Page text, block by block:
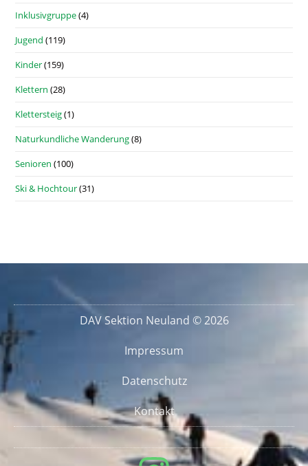
Inklusivgruppe(4)
Jugend (119)
Kinder(159)
Klettern (28)
Klettersteig(1)
Naturkundliche Wanderung(8)
Senioren (100)
Ski & Hochtour(31)
DAV Sektion Neuland © 2026
Impressum
Datenschutz
Kontakt